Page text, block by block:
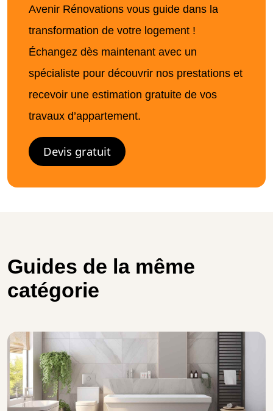
Avenir Rénovations vous guide dans la
transformation de votre logement !
Échangez dès maintenant avec un
spécialiste pour découvrir nos prestations et
recevoir une estimation gratuite de vos
travaux d’appartement.
Devis gratuit
Guides de la même
catégorie